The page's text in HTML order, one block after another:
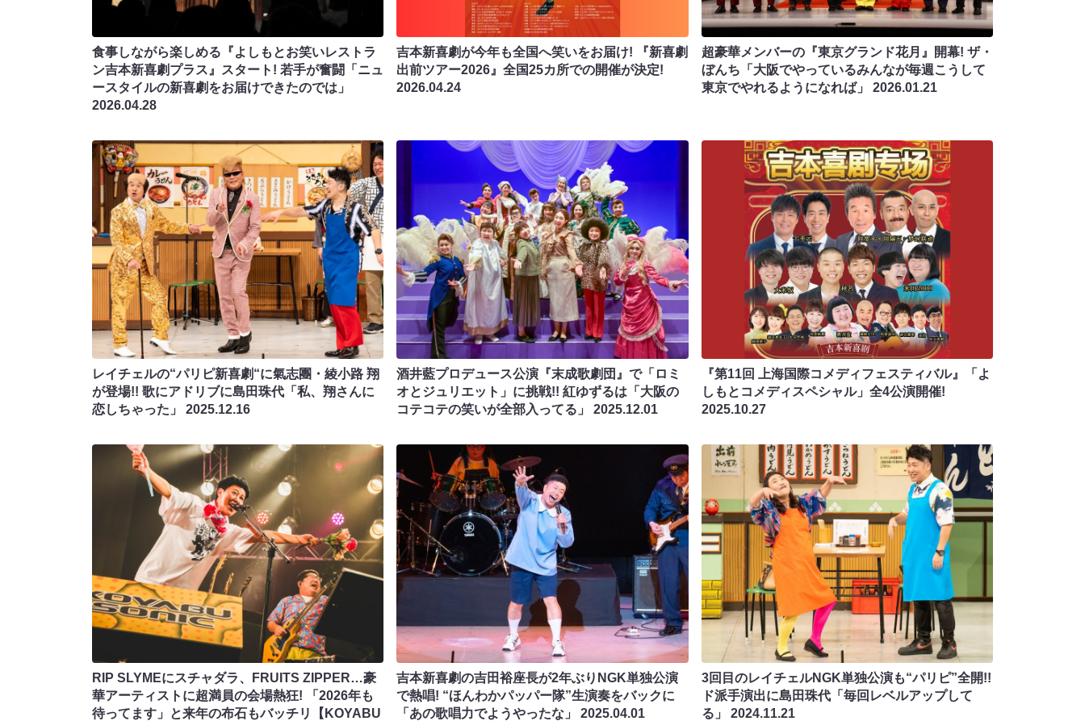
食事しながら楽しめる『よしもとお笑いレストラ
ン吉本新喜劇プラス』スタート! 若手が奮闘「ニュ
ースタイルの新喜劇をお届けできたのでは」
2026.04.28
吉本新喜劇が今年も全国へ笑いをお届け! 『新喜劇
出前ツアー2026』全国25カ所での開催が決定!
2026.04.24
超豪華メンバーの『東京グランド花月』開幕! ザ・
ぼんち「大阪でやっているみんなが毎週こうして
東京でやれるようになれば」 2026.01.21
レイチェルの“パリピ新喜劇“に氣志團・綾小路 翔
が登場!! 歌にアドリブに島田珠代「私、翔さんに
恋しちゃった」 2025.12.16
酒井藍プロデュース公演『末成歌劇団』で「ロミ
オとジュリエット」に挑戦!! 紅ゆずるは「大阪の
コテコテの笑いが全部入ってる」2025.12.01
『第11回 上海国際コメディフェスティバル』「よ
しもとコメディスペシャル」全4公演開催!
2025.10.27
RIP SLYMEにスチャダラ、FRUITS ZIPPER…豪
華アーティストに超満員の会場熱狂! 「2026年も
待ってます」と来年の布石もバッチリ【KOYABU
吉本新喜劇の吉田裕座長が2年ぶりNGK単独公演
で熱唱! “ほんわかパッパー隊”生演奏をバックに
「あの歌唱力でようやったな」2025.04.01
3回目のレイチェルNGK単独公演も“パリピ”全開!!
ド派手演出に島田珠代「毎回レベルアップして
る」 2024.11.21